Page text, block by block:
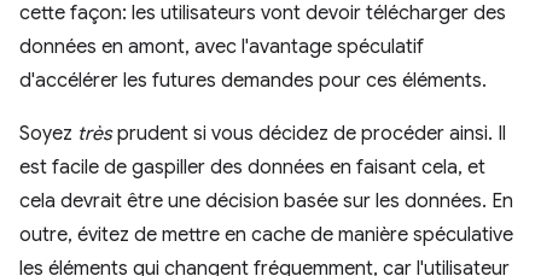
cette façon: les utilisateurs vont devoir télécharger des
données en amont, avec l'avantage spéculatif
d'accélérer les futures demandes pour ces éléments.
Soyez trèsprudent si vous décidez de procéder ainsi. Il
est facile de gaspiller des données en faisant cela, et
cela devrait être une décision basée sur les données. En
outre, évitez de mettre en cache de manière spéculative
les éléments qui changent fréquemment, car l'utilisateur